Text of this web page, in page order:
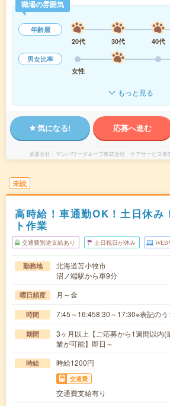
職場の雰囲気
年齢層
20代
30代 40代
男女比率
女性
もっと見る
気になる! 応募へ進む
派遣会社 マンパワーグループ株式会社 ケアサービス事
未読
高時給！車通勤OK！土日休み
ト作業
交通費別途支給あり 土日祝日が休み WEB
勤務地
北海道苫小牧市
沼ノ端駅から車9分
曜日頻度 月～金
時間 7:45～16:458:30～17:30※表記のう
期間
3ヶ月以上【ご応募から1週間以内(
業が可能】即日～
時給 時給1200円
交通費
交通費支給有り